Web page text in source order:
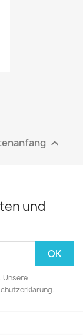

und
Unsere